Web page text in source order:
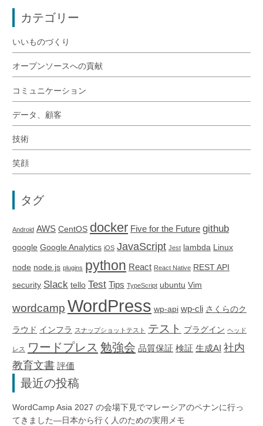
カテゴリー
いいものづくり
オープンソースへの貢献
コミュニケーション
データ、顧客
技術
笑顔
タグ
Android AWS CentOS docker Five for the Future github
google Google Analytics iOS JavaScript Jest lambda Linux
node node.js plugins python React React Native REST API
security Slack tello Test Tips TypeScript ubuntu Vim
wordcamp WordPress wp-api wp-cli さくらのク
ラウド インフラ スナップショットテスト テスト プラグイン ヘッド
レス ワードプレス 勉強会 品質保証 検証 生成AI 社内
教育文書 評価
最近の投稿
WordCamp Asia 2027 の会場下見でマレーシアのペナンに行っ
てきました―日本から行く人のための実用メモ